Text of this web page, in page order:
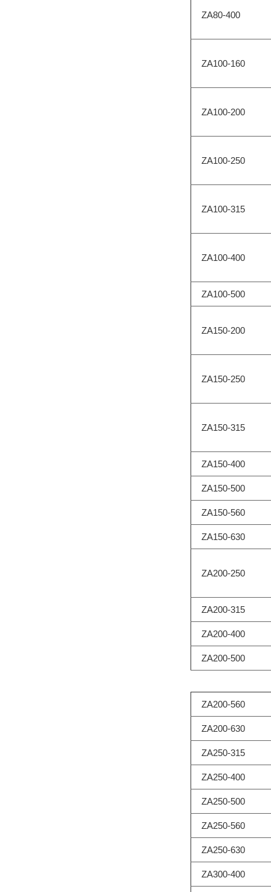
ZA80-400
ZA100-160
ZA100-200
ZA100-250
ZA100-315
ZA100-400
ZA100-500
ZA150-200
ZA150-250
ZA150-315
ZA150-400
ZA150-500
ZA150-560
ZA150-630
ZA200-250
ZA200-315
ZA200-400
ZA200-500
ZA200-560
ZA200-630
ZA250-315
ZA250-400
ZA250-500
ZA250-560
ZA250-630
ZA300-400